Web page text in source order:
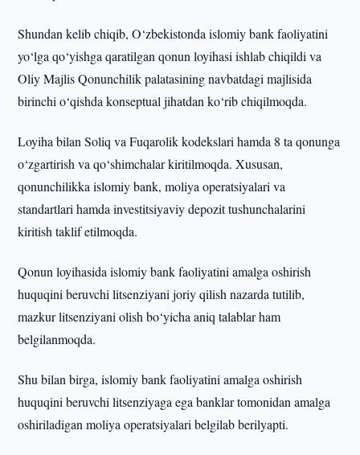
Shundan kelib chiqib, O‘zbekistonda islomiy bank faoliyatini
yo‘lga qo‘yishga qaratilgan qonun loyihasi ishlab chiqildi va
Oliy Majlis Qonunchilik palatasining navbatdagi majlisida
birinchi o‘qishda konseptual jihatdan ko‘rib chiqilmoqda.
Loyiha bilan Soliq va Fuqarolik kodekslari hamda 8 ta qonunga
o‘zgartirish va qo‘shimchalar kiritilmoqda. Xususan,
qonunchilikka islomiy bank, moliya operatsiyalari va
standartlari hamda investitsiyaviy depozit tushunchalarini
kiritish taklif etilmoqda.
Qonun loyihasida islomiy bank faoliyatini amalga oshirish
huquqini beruvchi litsenziyani joriy qilish nazarda tutilib,
mazkur litsenziyani olish bo‘yicha aniq talablar ham
belgilanmoqda.
Shu bilan birga, islomiy bank faoliyatini amalga oshirish
huquqini beruvchi litsenziyaga ega banklar tomonidan amalga
oshiriladigan moliya operatsiyalari belgilab berilyapti.